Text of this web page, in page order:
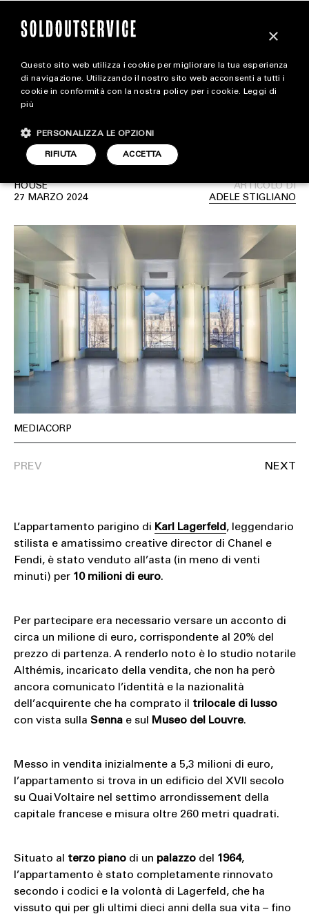
extra
ALL EXTRA
ART & DESIGN
CINEMA
MOTORS
SOUND
SPORT
TRAVEL
La casa di Karl Lagerfeld
a Parigi venduta a 10
milioni di euro
HOUSE
27 MARZO 2024
ARTICOLO DI
ADELE STIGLIANO
MEDIACORP
L’appartamento parigino di Karl Lagerfeld, leggendario
stilista e amatissimo creative director di Chanel e
Fendi, è stato venduto all’asta (in meno di venti
minuti) per 10 milioni di euro.
Per partecipare era necessario versare un acconto di
circa un milione di euro, corrispondente al 20% del
prezzo di partenza. A renderlo noto è lo studio notarile
Althémis, incaricato della vendita, che non ha però
ancora comunicato l’identità e la nazionalità
dell’acquirente che ha comprato il trilocale di lusso
con vista sulla Sennae sul Museo del Louvre.
Messo in vendita inizialmente a 5,3 milioni di euro,
l’appartamento si trova in un edificio del XVII secolo
su Quai Voltaire nel settimo arrondissement della
capitale francese e misura oltre 260 metri quadrati.
Situato al terzo pianodi un palazzodel 1964,
l’appartamento è stato completamente rinnovato
secondo i codici e la volontà di Lagerfeld, che ha
vissuto qui per gli ultimi dieci anni della sua vita – fino
×
Questo sito web utilizza i cookie per migliorare la tua esperienza
di navigazione. Utilizzando il nostro sito web acconsenti a tutti i
cookie in conformità con la nostra policy per i cookie. Leggi di
più
ACCETTA
RIFIUTA
PERSONALIZZA LE OPZIONI